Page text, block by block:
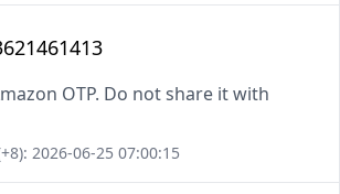
OTP. Do not share it with
2026-06-25 07:00:15